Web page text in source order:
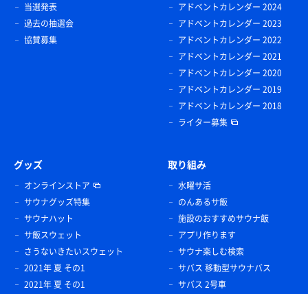
当選発表
過去の抽選会
協賛募集
アドベントカレンダー 2024
アドベントカレンダー 2023
アドベントカレンダー 2022
アドベントカレンダー 2021
アドベントカレンダー 2020
アドベントカレンダー 2019
アドベントカレンダー 2018
ライター募集
グッズ
オンラインストア
サウナグッズ特集
サウナハット
サ飯スウェット
さうないきたいスウェット
2021年 夏 その1
2021年 夏 その1
取り組み
水曜サ活
のんあるサ飯
施設のおすすめサウナ飯
アプリ作ります
サウナ楽しむ検索
サバス 移動型サウナバス
サバス 2号車